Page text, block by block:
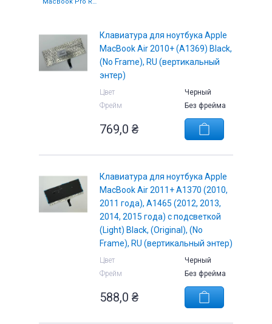
Клавиатура для ноутбука Apple
MacBook Air 2010+ (A1369) Black,
(No Frame), RU (вертикальный
энтер)
Цвет
Черный
Фрейм
Без фрейма
769,0 ₴
Клавиатура для ноутбука Apple
MacBook Air 2011+ A1370 (2010,
2011 года), A1465 (2012, 2013,
2014, 2015 года) с подсветкой
(Light) Black, (Original), (No
Frame), RU (вертикальный энтер)
Цвет
Черный
Фрейм
Без фрейма
588,0 ₴